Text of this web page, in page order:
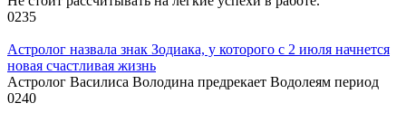
0235
Астролог назвала знак Зодиака, у которого с 2 июля начнется
новая счастливая жизнь
Астролог Василиса Володина предрекает Водолеям период
0240